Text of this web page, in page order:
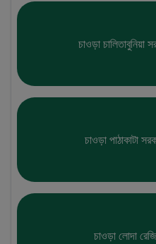
চাওড়া চালিতাবুনিয়া
চাওড়া পাঠাকাটা
চাওড়া লোদা